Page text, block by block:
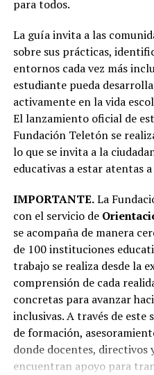
para todos.
La guía invita a las
sobre sus prácticas,
entornos cada vez más
estudiante pueda
activamente en la vida
El lanzamiento oficial de
Fundación Teletón se
lo que se invita a la
educativas a estar atentas
IMPORTANTE.La
con el servicio de
se acompaña de manera
de 100 instituciones
trabajo se realiza desde la
comprensión de cada
concretas para avanzar
inclusivas. A través de este
de formación,
donde docentes, directivos
encuentran apoyo para